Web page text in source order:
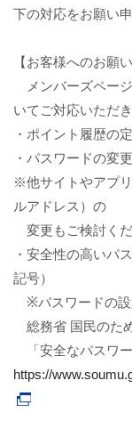
下の対応をお願い
【お客様へのお願い
メンバーズペー
いてご対応いただ
・ポイント履歴の
・パスワードの変更
※他サイトやアプ
ルアドレス）の
変更もご検討くだ
・安全性の高いパ
記号）
※パスワードの設
総務省 国民のた
「安全なパスワー
https://